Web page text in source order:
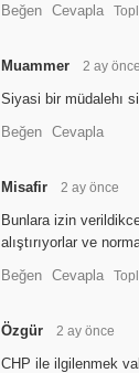
Beğen Cevapla
Muammer 2 ay önce
Siyasi bir müdalehı
Beğen Cevapla
Misafir 2 ay önce
Bunlara izin
alıştırıyorlar ve
Beğen Cevapla
Özgür 2 ay önce
CHP ile ilgilenmek